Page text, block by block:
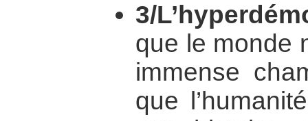
3/
que le monde
immense
que